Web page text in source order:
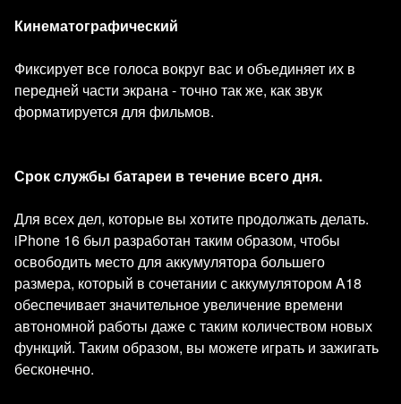
Кинематографический
Фиксирует все голоса вокруг вас и объединяет их в
передней части экрана - точно так же, как звук
форматируется для фильмов.
Срок службы батареи в течение всего дня.
Для всех дел, которые вы хотите продолжать делать.
iPhone 16 был разработан таким образом, чтобы
освободить место для аккумулятора большего
размера, который в сочетании с аккумулятором A18
обеспечивает значительное увеличение времени
автономной работы даже с таким количеством новых
функций. Таким образом, вы можете играть и зажигать
бесконечно.